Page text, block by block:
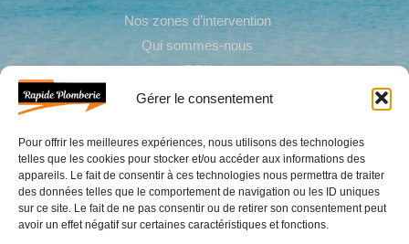
Gérer le consentement
Pour offrir les meilleures expériences, nous utilisons des technologies
telles que les cookies pour stocker et/ou accéder aux informations des
appareils. Le fait de consentir à ces technologies nous permettra de traiter
des données telles que le comportement de navigation ou les ID uniques
sur ce site. Le fait de ne pas consentir ou de retirer son consentement peut
avoir un effet négatif sur certaines caractéristiques et fonctions.
Nos zones d’intervention
Qui sommes-nous
CGV
Installation citerne d’eau
Réparer une fuite d’eau après compteur
Installation évacuation eaux usées & pluviales